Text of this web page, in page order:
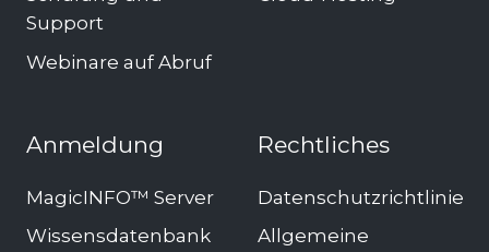
Support
Webinare auf Abruf
Anmeldung
MagicINFO™ Server
Wissensdatenbank
Rechtliches
Datenschutzrichtlinie
Allgemeine